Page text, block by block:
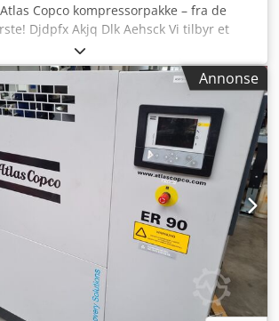
Copco kompressorpakke – fra de
Djdpfx Akjq Dlk Aehsck Vi tilbyr et
skruekompressorer i forskjellige
– fra kompakte modeller til
enheter. Ideell løsning for bedrifter som
til attraktive priser. - Stort
- Gunstige priser - Rask og effektiv
med oss for å finne de rette
dine behov!
Annonse